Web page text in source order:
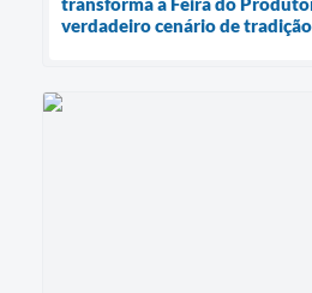
verdadeiro cenário de